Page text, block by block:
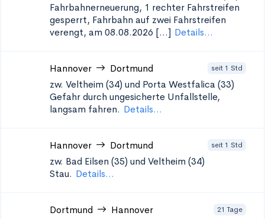
Fahrbahnerneuerung, 1 rechter Fahrstreifen
gesperrt, Fahrbahn auf zwei Fahrstreifen
verengt, am 08.08.2026 [...] Details...
Hannover Dortmund seit 1 Std
zw. Veltheim (34) und Porta Westfalica (33)
Gefahr durch ungesicherte Unfallstelle,
langsam fahren. Details...
Hannover Dortmund seit 1 Std
zw. Bad Eilsen (35) und Veltheim (34)
Stau. Details...
Dortmund Hannover 21 Tage